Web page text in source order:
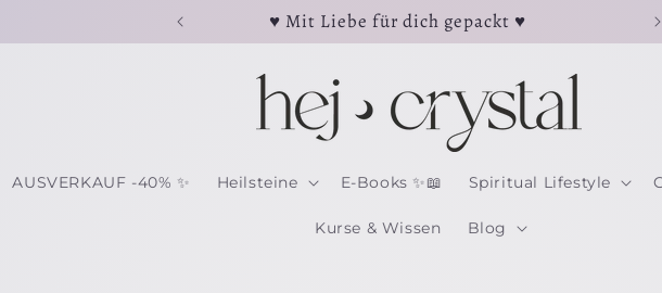
Tage ⋖ ♥ Mit Liebe für dich gepackt ♥
AUSVERKAUF -40% ✨ Heilsteine E-Books ✨📖 Spiritual Lifestyle
Kurse & Wissen Blog